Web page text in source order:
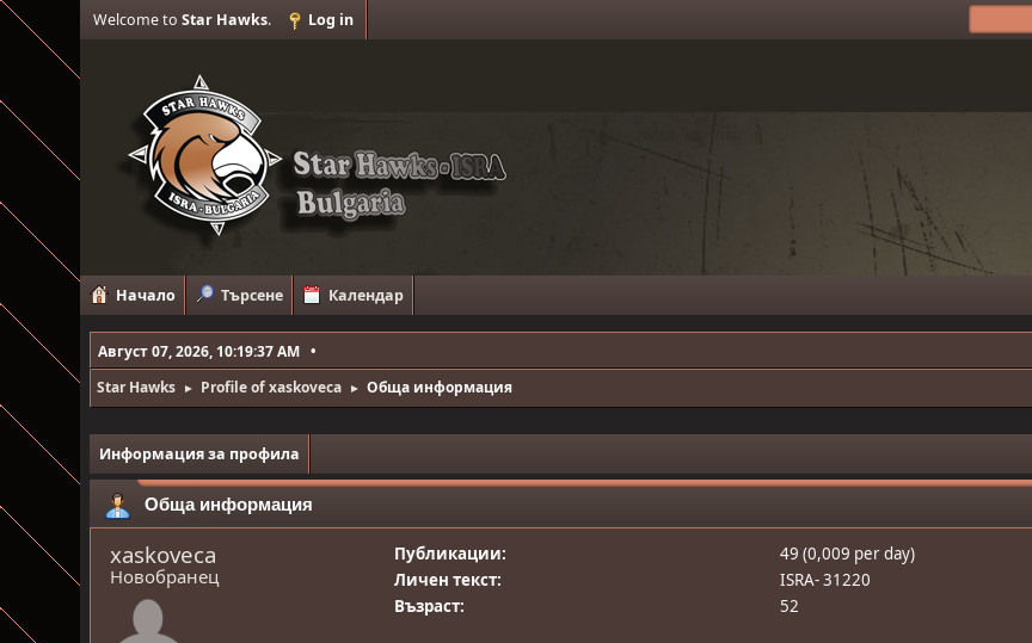
Welcome toStar Hawks. Log in
Начало Търсене Календар
Август 07, 2026, 10:19:37 AM
Star Hawks
► Profile of xaskoveca ► Обща информация
Информация за профила
Обща информация
xaskoveca
Новобранец
Публикации:
49 (0,009 per day)
Личен текст:
ISRA- 31220
Възраст:
52